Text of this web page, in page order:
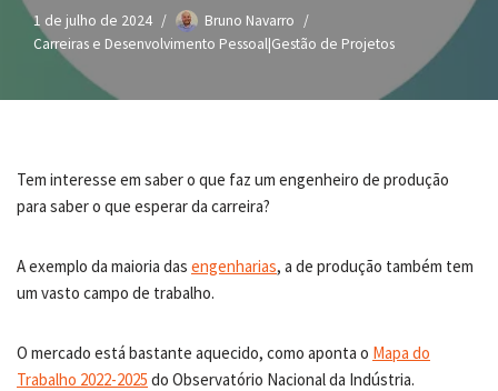
1 de julho de 2024
Bruno Navarro
Carreiras e Desenvolvimento Pessoal|Gestão de Projetos
Tem interesse em saber o que faz um engenheiro de produção
para saber o que esperar da carreira?
A exemplo da maioria das engenharias, a de produção também tem
um vasto campo de trabalho.
O mercado está bastante aquecido, como aponta o Mapa do
Trabalho 2022-2025 do Observatório Nacional da Indústria.